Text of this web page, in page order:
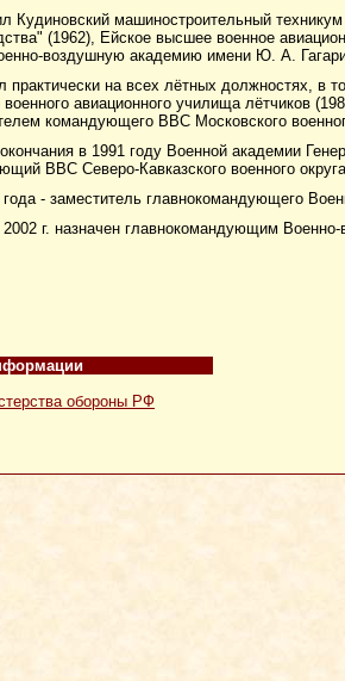
Кудиновский машиностроительный техникум
(1962), Ейское высшее военное
воздушную академию имени Ю. А.
практически на всех лётных должностях, в
авиационного училища лётчиков
командующего ВВС Московского
в 1991 году Военной академии
ВВС Северо-Кавказского военного
- заместитель главнокомандующего
г. назначен главнокомандующим
обороны РФ